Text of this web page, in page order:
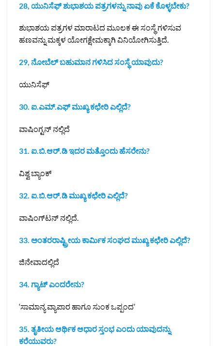
28, ಯುನಿಸೆಫ್ ಶುಭಾಶಯ ಪತ್ರಗಳನ್ನು ನಾವು ಏಕೆ ಕೊಳ್ಳಬೇಕು?
ಶುಭಾಶಯ ಪತ್ರಗಳ ಮಾರಾಟದ ಮೂಲಕ ಈ ಸಂಸ್ಥೆ ಗಳಿಸುವ
ಹಣವನ್ನು ಮಕ್ಕಳ ಯೋಗಕ್ಷೇಮಕ್ಕಾಗಿ ವಿನಿಯೋಗಿಸುತ್ತಿದೆ.
29, ನೋಬೆಲ್‌ ಬಹುಮಾನ ಗಳಿಸಿದ ಸಂಸ್ಥೆ ಯಾವುದು?
ಯುನಿಸೆಫ್
30. ಐ.ಎಮ್.ಎಫ್ ಮುಖ್ಯ ಕಛೇರಿ ಎಲ್ಲಿದೆ?
ವಾಷಿಂಗ್ಟನ್‌ ನಲ್ಲಿದೆ
31. ಐ.ಬಿ.ಆರ್.ಡಿ ಇದರ ಮತ್ತೊಂದು ಹೆಸರೇನು?
ವಿಶ್ವ ಬ್ಯಾಂಕ್
32. ಐ.ಬಿ.ಆರ್.ಡಿ ಮುಖ್ಯ ಕಛೇರಿ ಎಲ್ಲಿದೆ?
ವಾಷಿಂಗ್‌ಟನ್ ನಲ್ಲಿದೆ.
33. ಅಂತರರಾಷ್ಟ್ರೀಯ ಕಾರ್ಮಿಕ ಸಂಘದ ಮುಖ್ಯ ಕಛೇರಿ ಎಲ್ಲಿದೆ?
ಜಿನೇವಾದಲ್ಲಿದೆ
34. ಗ್ಯಾಟ್ ಎಂದರೇನು?
‘ಸಾಮಾನ್ಯ ವ್ಯಾಪಾರ ಹಾಗೂ ಸುಂಕ ಒಪ್ಪಂದ’
35. ತೃತೀಯ ಆರ್ಥಿಕ ಆಧಾರ ಸ್ತಂಭ ಎಂದು ಯಾವುದನ್ನು
ಕರೆಯುವರು?